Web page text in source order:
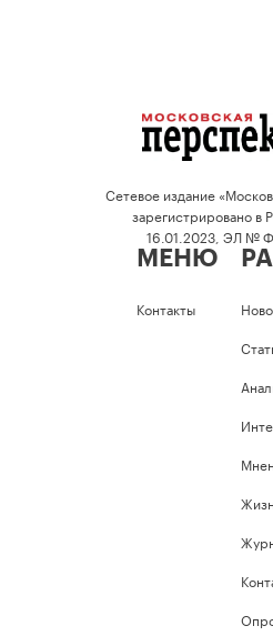
Сетевое издание
зарегистрировано в
16.01.2023, ЭЛ №
МЕНЮ
Контакты